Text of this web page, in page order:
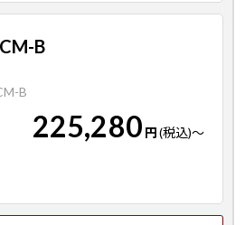
B
B
225,280 円(税込)～